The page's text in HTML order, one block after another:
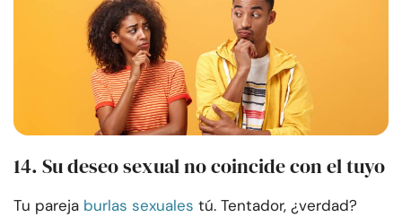
14. Su deseo sexual no coincide con el tuyo
Tu pareja burlas sexuales tú. Tentador, ¿verdad?